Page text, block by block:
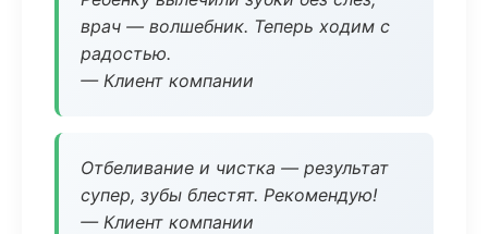
врач — волшебник. Теперь ходим с
радостью.
— Клиент компании
Отбеливание и чистка — результат
супер, зубы блестят. Рекомендую!
— Клиент компании